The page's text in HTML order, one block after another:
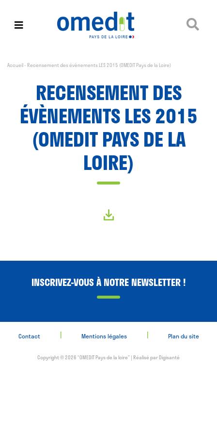
Accueil- Recensement des évènements LES 2015 (OMEDIT Pays de la Loire)
RECENSEMENT DES
ÉVÈNEMENTS LES 2015
(OMEDIT PAYS DE LA
LOIRE)
INSCRIVEZ-VOUS À NOTRE NEWSLETTER !
Contact | Mentions légales | Plan du site
Copyright © 2026 “OMEDIT Pays de la loire” | Réalisé parDigisanté